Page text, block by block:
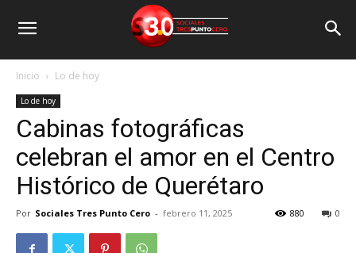
Inicio Lo de hoy
Lo de hoy
Cabinas fotográficas
celebran el amor en el Centro
Histórico de Querétaro
Por Sociales Tres Punto Cero - febrero 11, 2025 0
880